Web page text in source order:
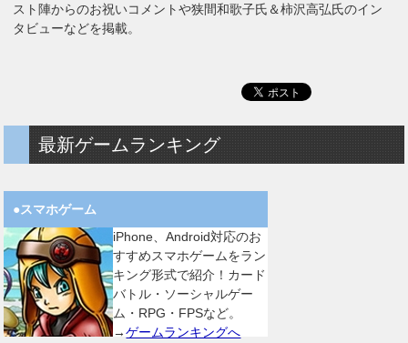
スト陣からのお祝いコメントや狭間和歌子氏＆柿沢高弘氏のイン
タビューなどを掲載。
最新ゲームランキング
●スマホゲーム
iPhone、Android対応のお
すすめスマホゲームをラン
キング形式で紹介！カード
バトル・ソーシャルゲー
ム・RPG・FPSなど。
→ゲームランキングへ